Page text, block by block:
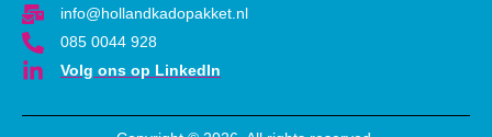
info@hollandkadopakket.nl
085 0044 928
Volg ons op LinkedIn